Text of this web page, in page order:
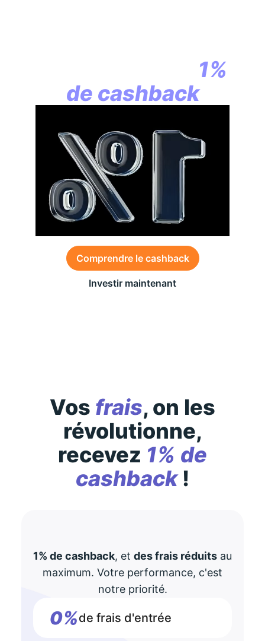
1%
de cashback
Comprendre le cashback
Investir maintenant
Vos frais, on les
révolutionne,
recevez 1% de
cashback!
1% de cashback, et des frais réduits au
maximum. Votre performance, c'est
notre priorité.
0%de frais d'entrée